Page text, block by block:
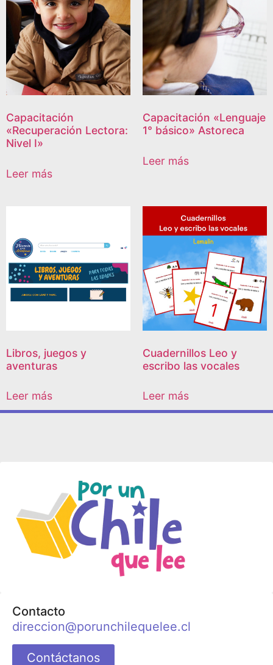
Capacitación
«Recuperación Lectora:
Nivel I»
Leer más
Capacitación «Lenguaje
1° básico» Astoreca
Leer más
Libros, juegos y
aventuras
Leer más
Cuadernillos Leo y
escribo las vocales
Leer más
Contacto
direccion@porunchilequelee.cl
Contáctanos